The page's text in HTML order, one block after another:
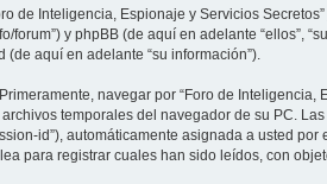
de Inteligencia, Espionaje y Servicios
forum”) y phpBB (de aquí en adelante “ellos”,
aquí en adelante “su información”).
navegar por “Foro de
temporales del navegador de su PC.
id”), automáticamente asignada a usted
para registrar cuales han sido leídos, con